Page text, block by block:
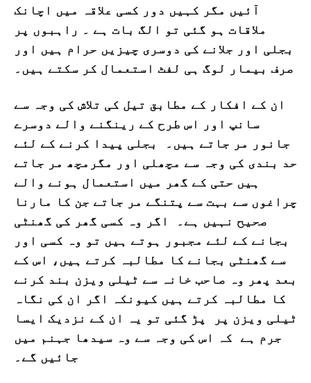
آئیں مگر کہیں دور کسی علاقہ میں اچانک
ملاقات ہو گئی تو الگ بات ہے ۔ راہبوں پر
بجلی اور جلانے کی دوسری چیزیں حرام ہیں اور
صرف بیمار لوگ ہی لفٹ استعمال کر سکتے ہیں۔
ان کے افکار کے مطابق تیل کی تلاش کی وجہ سے
سانپ اور اس طرح کے رینگنے والے دوسرے
جانور مر جاتے ہیں۔ بجلی پیدا کرنے کے لئے
حد بندی کی وجہ سے مچھلی اور مگرمچھ مر جاتے
ہیں حتی کے گھر میں استعمال ہونے والے
چراغوں سے بہت سے پتنگے مر جاتے جن کا مارنا
صحیح نہیں ہے۔ اگر وہ کسی گھر کی گھنٹی
بجانے کے لئے مجبور ہوتے ہیں تو وہ کسی اور
سے گھنٹی بجانے کا مطالبہ کرتے ہیں، اس کے
بعد پھر وہ صاحب خانہ سے ٹیلی ویزن بند کرنے
کا مطالبہ کرتے ہیں کیونکہ اگر ان کی نگاہ
ٹیلی ویزن پر پڑ گئی تو یہ ان کے نزدیک ایسا
جرم ہے کہ اس کی وجہ سے وہ سیدھا جہنم میں
جائیں گے۔